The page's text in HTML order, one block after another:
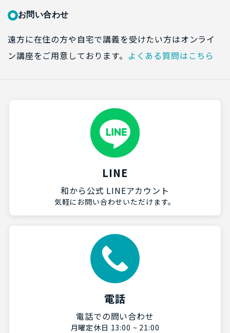
お問い合わせ
遠方に在住の方や自宅で講義を受けたい方はオンライ
ン講座をご用意しております。 よくある質問はこちら
LINE
和から公式 LINEアカウント
気軽にお問い合わせいただけます。
電話
電話での問い合わせ
月曜定休日 13:00 ~ 21:00